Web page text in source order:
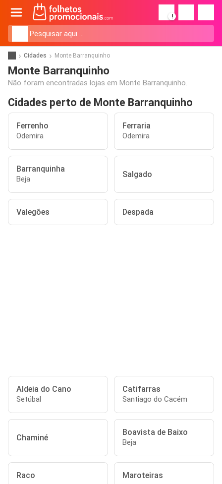
!
Cidades Monte Barranquinho
Monte Barranquinho
Não foram encontradas lojas em Monte Barranquinho.
Cidades perto de Monte Barranquinho
Ferrenho
Odemira
Ferraria
Odemira
Barranquinha
Beja Salgado
Valegões Despada
Aldeia do Cano
Setúbal
Catifarras
Santiago do Cacém
Chaminé
Boavista de Baixo
Beja
Raco Maroteiras